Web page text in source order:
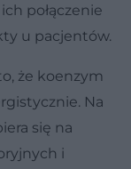
połączenie
u pacjentów.
że koenzym
Na
się na
i